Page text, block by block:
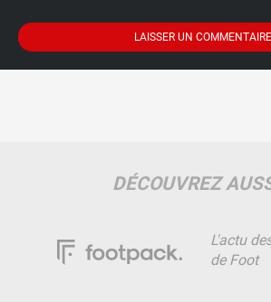
DÉCOUVREZ
L'actu
de Foot